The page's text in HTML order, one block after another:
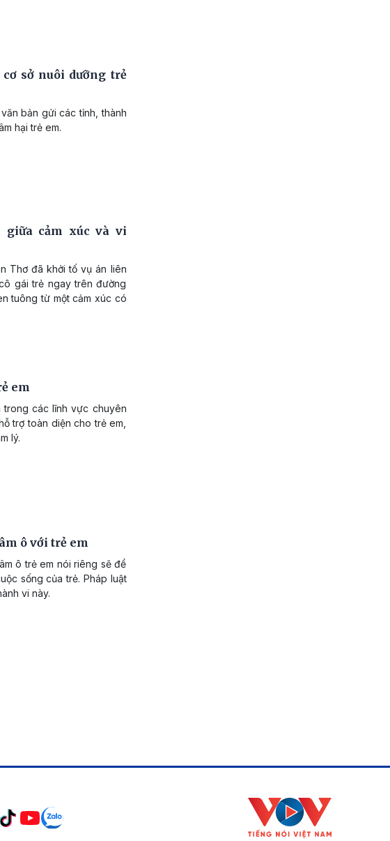
sở nuôi dưỡng trẻ
bản gửi các tỉnh, thành
hại trẻ em.
cảm xúc và vi
Thơ đã khởi tố vụ án liên
gái trẻ ngay trên đường
tuông từ một cảm xúc có
em
trong các lĩnh vực chuyên
trợ toàn diện cho trẻ em,
lý.
ô với trẻ em
ô trẻ em nói riêng sẽ để
sống của trẻ. Pháp luật
vi này.